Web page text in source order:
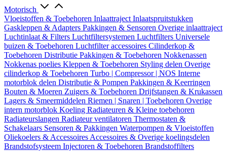
Motorisch
Vloeistoffen & Toebehoren Inlaattraject Inlaatspruitstukken
Gaskleppen & Adapters Pakkingen & Sensoren Overige inlaattraject
Luchtinlaat & Filters Luchtfiltersystemen Luchtfilters Universele
buizen & Toebehoren Luchtfilter accessoires Cilinderkop &
Toebehoren Distributie Pakkingen & Toebehoren Nokkenassen
Nokkenas poelies Kleppen & Toebehoren Styling delen Overige
cilinderkop & Toebehoren Turbo | Compressor | NOS Interne
motorblok delen Distributie & Pompen Pakkingen & Keerringen
Bouten & Moeren Zuigers & Toebehoren Drijfstangen & Krukassen
Lagers & Smeermiddelen Riemen | Snaren | Toebehoren Overige
intern motorblok Koeling Radiateuren & Kleine toebehoren
Radiateurslangen Radiateur ventilatoren Thermostaten &
Schakelaars Sensoren & Pakkingen Waterpompen & Vloeistoffen
Oliekoelers & Accessoires Accessoires & Overige koelingsdelen
Brandstofsysteem Injectoren & Toebehoren Brandstoffilters